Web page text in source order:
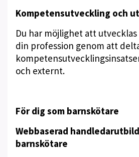
Kompetensutveckling och
Du har möjlighet att
din profession genom att
och externt.
För dig som barnskötare
Webbaserad
barnskötare